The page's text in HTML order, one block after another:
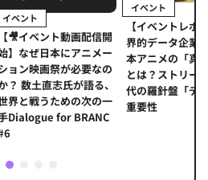
イベント
【🎥イベント動画配信開
】なぜ日本にアニメー
ョン映画祭が必要なの
？ 数土直志氏が語る、
界と戦うための次の一
Dialogue for BRANC
イベント
【イベントレポ
界的データ企業
本アニメの「真
とは？ストリー
代の羅針盤「デ
重要性
2